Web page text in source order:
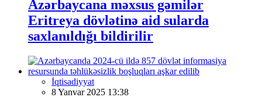
Azərbaycana məxsus gəmilər
Eritreya dövlətinə aid sularda
saxlanıldığı bildirilir
İqtisadiyyat
8 Yanvar 2025 13:38